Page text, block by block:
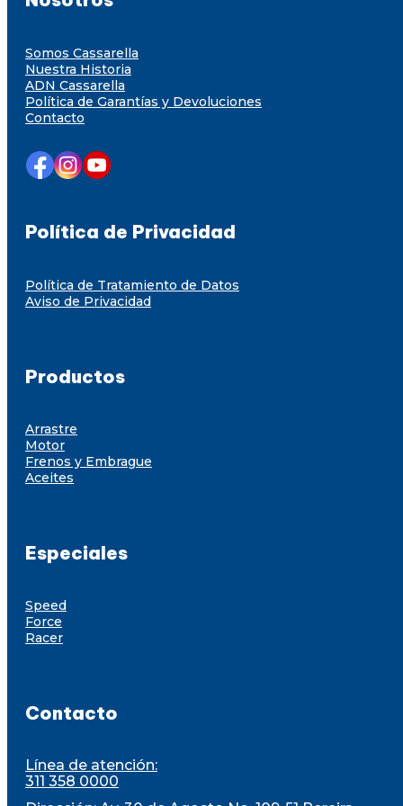
Somos Cassarella
Nuestra Historia
ADN Cassarella
Política de Garantías y Devoluciones
Contacto
Política de Privacidad
Política de Tratamiento de Datos
Aviso de Privacidad
Productos
Arrastre
Motor
Frenos y Embrague
Aceites
Especiales
Speed
Force
Racer
Contacto
Línea de atención:
311 358 0000